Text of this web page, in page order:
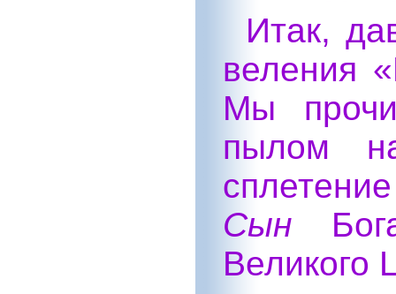
Итак,
веления
Мы
пылом
Сын
Великого